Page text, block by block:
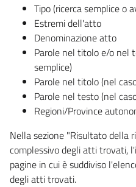
Tipo (ricerca semplice o
Estremi dell'atto
Denominazione atto
Parole nel titolo e/o nel
semplice)
Parole nel titolo (nel
Parole nel testo (nel
Regioni/Province
Nella sezione "Risultato della
complessivo degli atti trovati,
pagine in cui è suddiviso
degli atti trovati.